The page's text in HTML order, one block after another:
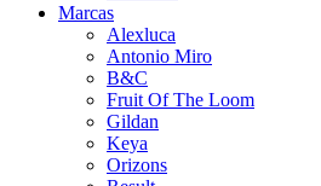
Marcas
Alexluca
Antonio Miro
B&C
Fruit Of The Loom
Gildan
Keya
Orizons